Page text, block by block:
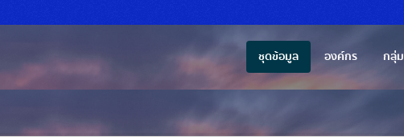
ชุดข้อมูล องค์กร กลุ่ม